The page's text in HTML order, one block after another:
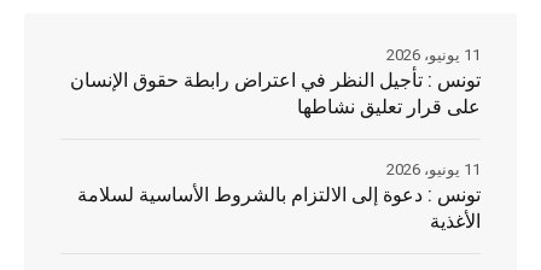
تونس : تأجيل النظر في اعتراض رابطة حقوق الإنسان
على قرار تعليق نشاطها
11 يونيو، 2026
تونس : دعوة إلى الالتزام بالشروط الأساسية لسلامة
الأغذية
11 يونيو، 2026